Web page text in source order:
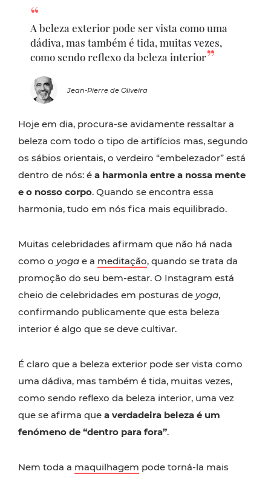
A beleza exterior pode ser vista como uma
dádiva, mas também é tida, muitas vezes,
como sendo reflexo da beleza interior
Jean-Pierre de Oliveira
Hoje em dia, procura-se avidamente ressaltar a
beleza com todo o tipo de artifícios mas, segundo
os sábios orientais, o verdeiro “embelezador” está
dentro de nós: é a harmonia entre a nossa mente
e o nosso corpo. Quando se encontra essa
harmonia, tudo em nós fica mais equilibrado.
Muitas celebridades afirmam que não há nada
como o yoga e a meditação, quando se trata da
promoção do seu bem-estar. O Instagram está
cheio de celebridades em posturas de yoga,
confirmando publicamente que esta beleza
interior é algo que se deve cultivar.
É claro que a beleza exterior pode ser vista como
uma dádiva, mas também é tida, muitas vezes,
como sendo reflexo da beleza interior, uma vez
que se afirma que a verdadeira beleza é um
fenómeno de “dentro para fora”.
Nem toda a maquilhagem pode torná-la mais